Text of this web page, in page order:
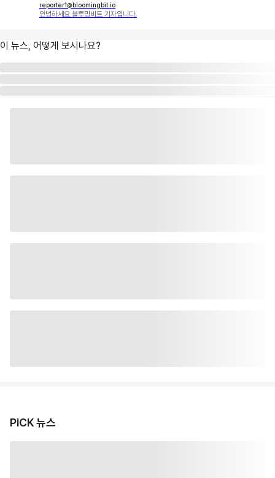
reporter1@bloomingbit.io
안녕하세요 블루밍비트 기자입니다.
이 뉴스, 어떻게 보시나요?
PiCK 뉴스